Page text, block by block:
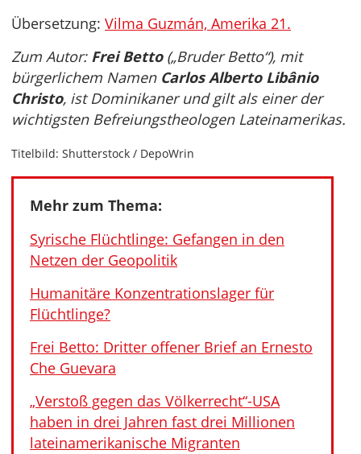
Übersetzung: Vilma Guzmán, Amerika 21.
Zum Autor: Frei Betto(„Bruder Betto“), mit
bürgerlichem Namen Carlos Alberto Libânio
Christo, ist Dominikaner und gilt als einer der
wichtigsten Befreiungstheologen Lateinamerikas.
Titelbild: Shutterstock / DepoWrin
Mehr zum Thema:
Syrische Flüchtlinge: Gefangen in den
Netzen der Geopolitik
Humanitäre Konzentrationslager für
Flüchtlinge?
Frei Betto: Dritter offener Brief an Ernesto
Che Guevara
„Verstoß gegen das Völkerrecht“-USA
haben in drei Jahren fast drei Millionen
lateinamerikanische Migranten